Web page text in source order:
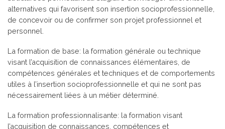
alternatives qui favorisent son insertion socioprofessionnelle,
de concevoir ou de confirmer son projet professionnel et
personnel.
La formation de base: la formation générale ou technique
visant l’acquisition de connaissances élémentaires, de
compétences générales et techniques et de comportements
utiles à l’insertion socioprofessionnelle et qui ne sont pas
nécessairement liées à un métier déterminé.
La formation professionnalisante: la formation visant
l’acquisition de connaissances, compétences et